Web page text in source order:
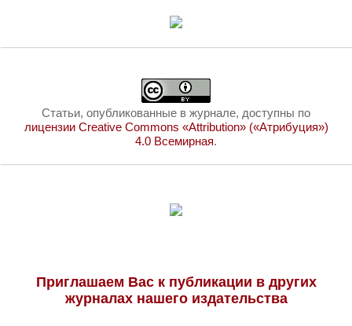
Статьи, опубликованные в журнале, доступны по
лицензии Creative Commons «Attribution» («Атрибуция»)
4.0 Всемирная.
Приглашаем Вас к публикации в других
журналах нашего издательства